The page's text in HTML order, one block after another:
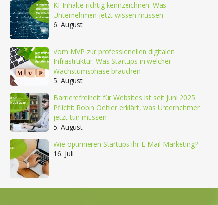
KI-Inhalte richtig kennzeichnen: Was
Unternehmen jetzt wissen müssen
6. August
Vom MVP zur professionellen digitalen
Infrastruktur: Was Startups in welcher
Wachstumsphase brauchen
5. August
Barrierefreiheit für Websites ist seit Juni 2025
Pflicht: Robin Oehler erklärt, was Unternehmen
jetzt tun müssen
5. August
Wie optimieren Startups ihr E-Mail-Marketing?
16. Juli